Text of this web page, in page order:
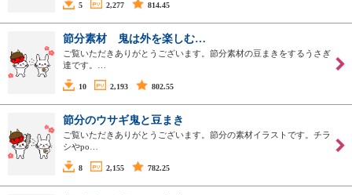
5 2,277 814.45
節分素材 鬼は外を楽しむ…
ご覧いただきありがとうございます。節分素材の豆まきをするうさぎ
達です。…
10 2,193 802.55
節分のウサギ鬼と豆まき
ご覧いただきありがとうございます。節分の素材イラストです。チラ
シやpo…
8 2,155 782.25